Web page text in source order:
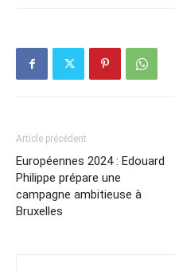
Article précédent
Européennes 2024 : Edouard
Philippe prépare une
campagne ambitieuse à
Bruxelles